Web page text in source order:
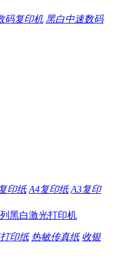
码复印机 黑白中速数码
印纸 A4复印纸 A3复印
印纸 热敏传真纸 收银